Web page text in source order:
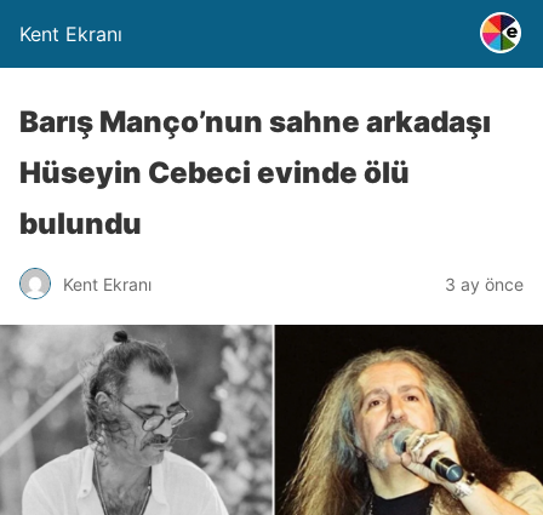
Kent Ekranı
Barış Manço’nun sahne arkadaşı
Hüseyin Cebeci evinde ölü
bulundu
Kent Ekranı 3 ay önce